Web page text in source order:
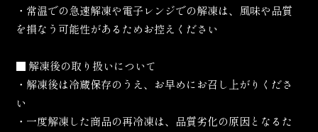
・常温での急速解凍や電子レンジでの解凍は、風味や品質
を損なう可能性があるためお控えください
■ 解凍後の取り扱いについて
・解凍後は冷蔵保存のうえ、お早めにお召し上がりくださ
い
・一度解凍した商品の再冷凍は、品質劣化の原因となるた